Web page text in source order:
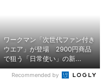
ワークマン「次世代ファン付き
ウエア」が登場 2900円商品
で狙う「日常使い」の新...
Recommended by